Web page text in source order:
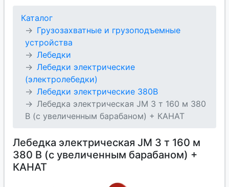
Каталог
Грузозахватные и грузоподъемные
устройства
Лебедки
Лебедки электрические
(электролебедки)
Лебедки электрические 380В
Лебедка электрическая JM 3 т 160 м 380
В (с увеличенным барабаном) + КАНАТ
Лебедка электрическая JM 3 т 160 м
380 В (с увеличенным барабаном) +
КАНАТ